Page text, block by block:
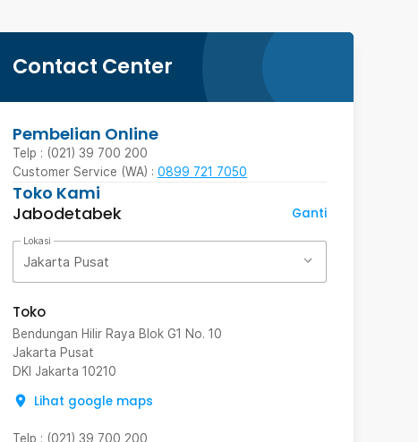
Contact Center
Pembelian Online
Telp : (021) 39 700 200
Customer Service (WA) : 0899 721 7050
Toko Kami
Jabodetabek
Ganti
Lokasi
Jakarta Pusat
Toko
Bendungan Hilir Raya Blok G1 No. 10
Jakarta Pusat
DKI Jakarta 10210
Lihat google maps
Telp : (021) 39 700 200